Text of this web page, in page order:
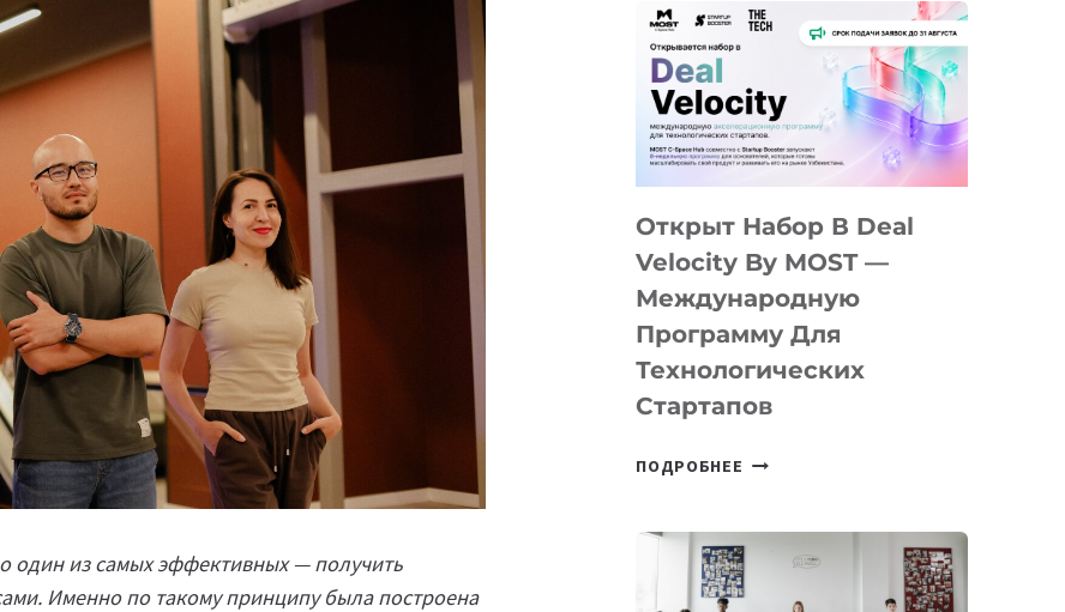
один из самых эффективных — получить
Именно по такому принципу была построена
АЛМАТЫ:
YOUTH
CAMP
ДАЛ
ПОДРОСТКАМ
БИЛЕТ
IT-
ПРЕДПРИНИМАТЕЛЬСТВО
Открыт Набор В Deal
Velocity By MOST —
Международную
Программу Для
Технологических
Стартапов
ПОДРОБНЕЕ ОТКРЫТ
DEAL
VELOCITY